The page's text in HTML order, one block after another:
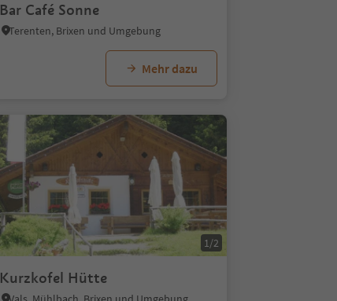
Bar Café Sonne
Terenten, Brixen und Umgebung
Mehr dazu
1/2
Kurzkofel Hütte